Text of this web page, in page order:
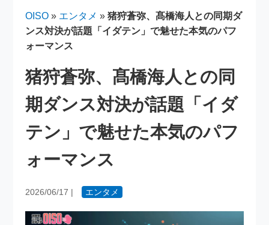
OISO » エンタメ »猪狩蒼弥、髙橋海人との同期ダ
ンス対決が話題「イダテン」で魅せた本気のパフ
ォーマンス
猪狩蒼弥、髙橋海人との同
期ダンス対決が話題「イダ
テン」で魅せた本気のパフ
ォーマンス
2026/06/17 | エンタメ